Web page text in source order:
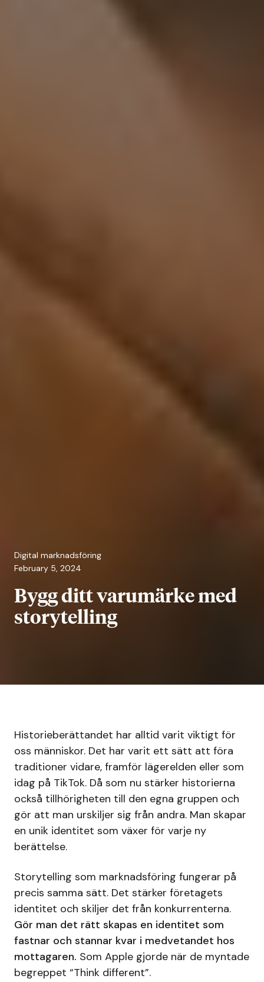
Digital marknadsföring
February 5, 2024
Bygg ditt varumärke med
storytelling
Historieberättandet har alltid varit viktigt för
oss människor. Det har varit ett sätt att föra
traditioner vidare, framför lägerelden eller som
idag på TikTok. Då som nu stärker historierna
också tillhörigheten till den egna gruppen och
gör att man urskiljer sig från andra. Man skapar
en unik identitet som växer för varje ny
berättelse.
Storytelling som marknadsföring fungerar på
precis samma sätt. Det stärker företagets
identitet och skiljer det från konkurrenterna.
Gör man det rätt skapas en identitet som
fastnar och stannar kvar i medvetandet hos
mottagaren. Som Apple gjorde när de myntade
begreppet “Think different”.